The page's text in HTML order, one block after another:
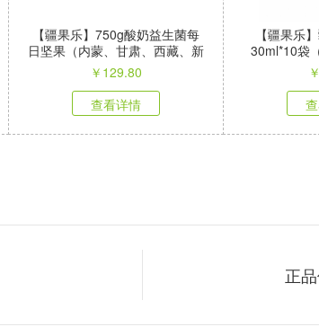
【疆果乐】750g酸奶益生菌每
日坚果（内蒙、甘肃、西藏、新
疆等偏远地区不发）
￥ 129.80
查看详情
【疆果乐
30ml*10袋
藏、新疆￥
正